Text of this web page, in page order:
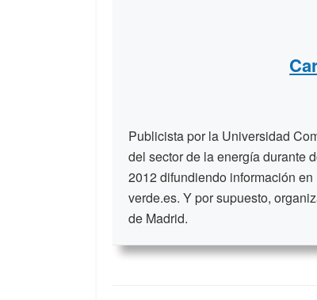
Publicista por la Universidad
del sector de la energía durante
2012 difundiendo información
verde.es. Y por supuesto,
de Madrid.